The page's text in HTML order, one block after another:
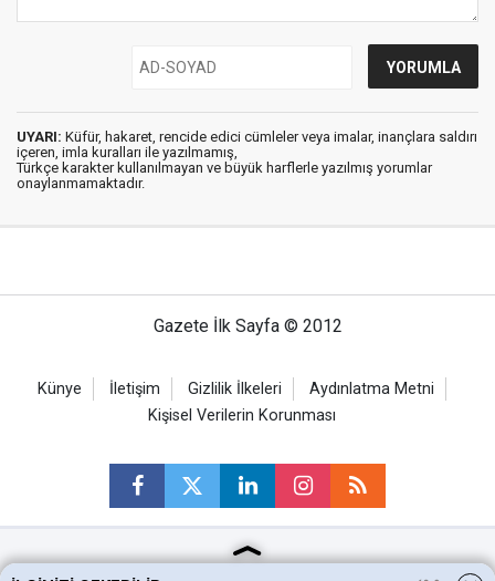
UYARI: Küfür, hakaret, rencide edici cümleler veya imalar, inançlara saldırı
içeren, imla kuralları ile yazılmamış,
Türkçe karakter kullanılmayan ve büyük harflerle yazılmış yorumlar
onaylanmamaktadır.
Gazete İlk Sayfa © 2012
Künye İletişim Gizlilik İlkeleri
Aydınlatma Metni
Kişisel Verilerin Korunması